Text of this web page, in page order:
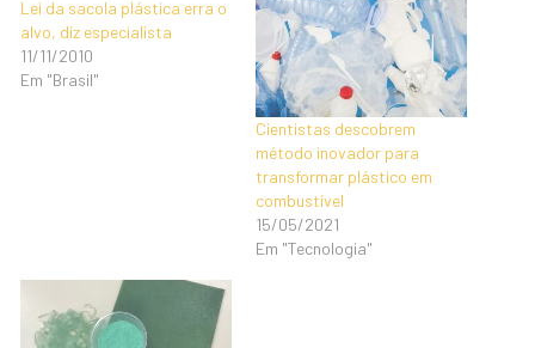
Lei da sacola plástica erra o
alvo, diz especialista
11/11/2010
Em "Brasil"
Cientistas descobrem
método inovador para
transformar plástico em
combustível
15/05/2021
Em "Tecnologia"